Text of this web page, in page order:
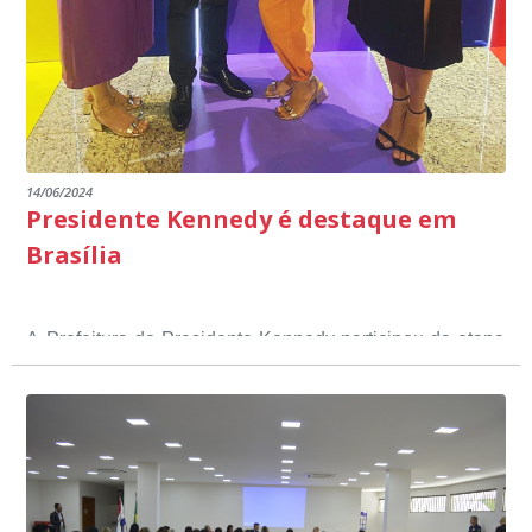
14/06/2024
Presidente Kennedy é destaque em
Brasília
A Prefeitura de Presidente Kennedy participou da etapa
nacional do 12º Prêmio Sebrae Prefeitura
Empreendedora, que visou valorizar e destacar o papel
dos gestores públicos comprometidos com o
desenvolvimento socioeconômico dos municípios, a
partir de iniciativas que estimulam o empreendedorismo,
a competitividade dos pequenos negócios e a